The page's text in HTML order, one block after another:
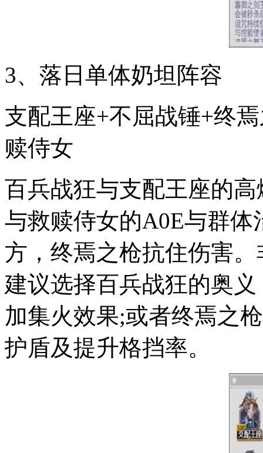
3、落日单体奶坦阵容
支配王座+不屈战锤+终
赎侍女
百兵战狂与支配王座的
与救赎侍女的A0E与群
方，终焉之枪抗住伤害
建议选择百兵战狂的奥
加集火效果;或者终焉之
护盾及提升格挡率。